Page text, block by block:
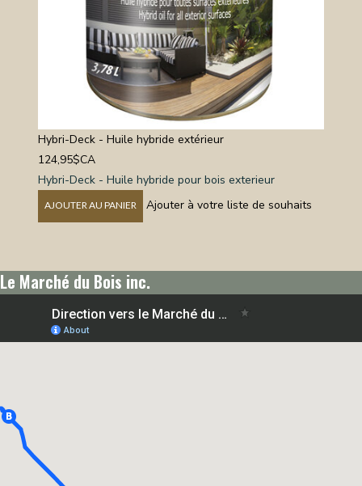
Hybri-Deck - Huile hybride extérieur
124,95$CA
Hybri-Deck - Huile hybride pour bois exterieur
AJOUTER AU PANIER Ajouter à votre liste de souhaits
Le Marché du Bois inc.